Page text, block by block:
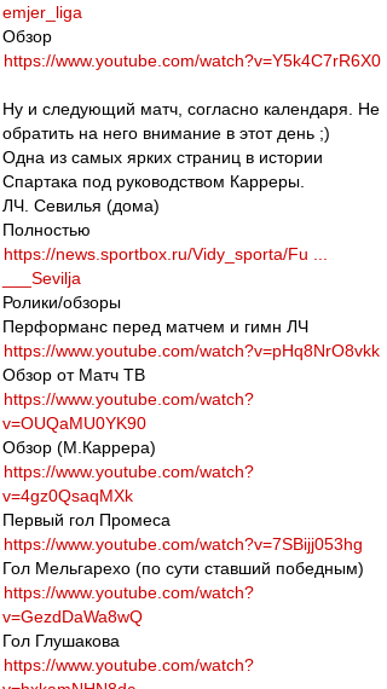
emjer_liga
Обзор
https://www.youtube.com/watch?v=Y5k4C7rR6X0
Ну и следующий матч, согласно календаря. Не
обратить на него внимание в этот день ;)
Одна из самых ярких страниц в истории
Спартака под руководством Карреры.
ЛЧ. Севилья (дома)
Полностью
https://news.sportbox.ru/Vidy_sporta/Fu ...
___Sevilja
Ролики/обзоры
Перформанс перед матчем и гимн ЛЧ
https://www.youtube.com/watch?v=pHq8NrO8vkk
Обзор от Матч ТВ
https://www.youtube.com/watch?
v=OUQaMU0YK90
Обзор (М.Каррера)
https://www.youtube.com/watch?
v=4gz0QsaqMXk
Первый гол Промеса
https://www.youtube.com/watch?v=7SBijj053hg
Гол Мельгарехо (по сути ставший победным)
https://www.youtube.com/watch?
v=GezdDaWa8wQ
Гол Глушакова
https://www.youtube.com/watch?